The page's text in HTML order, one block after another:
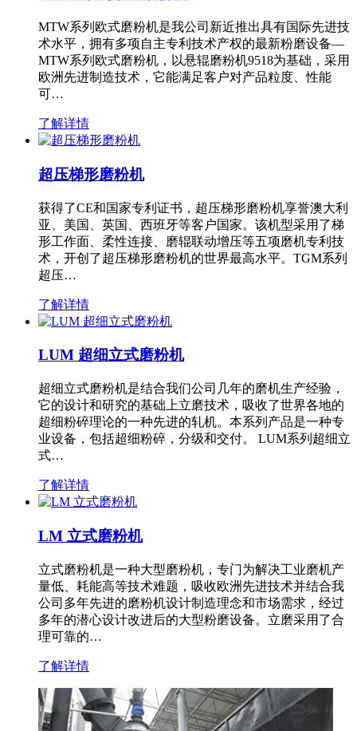
MTW系列欧式磨粉机是我公司新近推出具有国际先进技
术水平，拥有多项自主专利技术产权的最新粉磨设备—
MTW系列欧式磨粉机，以悬辊磨粉机9518为基础，采用
欧洲先进制造技术，它能满足客户对产品粒度、性能
可…
了解详情
超压梯形磨粉机
获得了CE和国家专利证书，超压梯形磨粉机享誉澳大利
亚、美国、英国、西班牙等客户国家。该机型采用了梯
形工作面、柔性连接、磨辊联动增压等五项磨机专利技
术，开创了超压梯形磨粉机的世界最高水平。TGM系列
超压…
了解详情
LUM 超细立式磨粉机
超细立式磨粉机是结合我们公司几年的磨机生产经验，
它的设计和研究的基础上立磨技术，吸收了世界各地的
超细粉碎理论的一种先进的轧机。本系列产品是一种专
业设备，包括超细粉碎，分级和交付。 LUM系列超细立
式…
了解详情
LM 立式磨粉机
立式磨粉机是一种大型磨粉机，专门为解决工业磨机产
量低、耗能高等技术难题，吸收欧洲先进技术并结合我
公司多年先进的磨粉机设计制造理念和市场需求，经过
多年的潜心设计改进后的大型粉磨设备。立磨采用了合
理可靠的…
了解详情